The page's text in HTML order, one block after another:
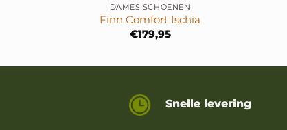
DAMES SCHOENEN
Finn Comfort Ischia
€179,95
Snelle levering